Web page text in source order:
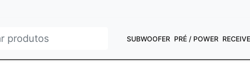
SUBWOOFER PRÉ / POWER